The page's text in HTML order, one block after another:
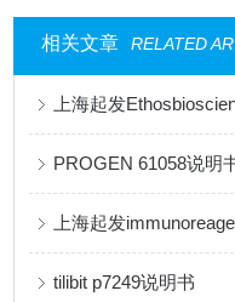
相关文章 RELATED
上海起发
PROGEN 61058说明
上海起发
tilibit p7249说明书